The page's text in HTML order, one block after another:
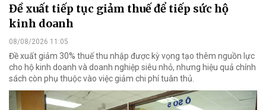
Đề xuất tiếp tục giảm thuế để tiếp sức hộ
kinh doanh
08/08/2026 11:05
Đề xuất giảm 30% thuế thu nhập được kỳ vọng tạo thêm nguồn lực
cho hộ kinh doanh và doanh nghiệp siêu nhỏ, nhưng hiệu quả chính
sách còn phụ thuộc vào việc giảm chi phí tuân thủ.